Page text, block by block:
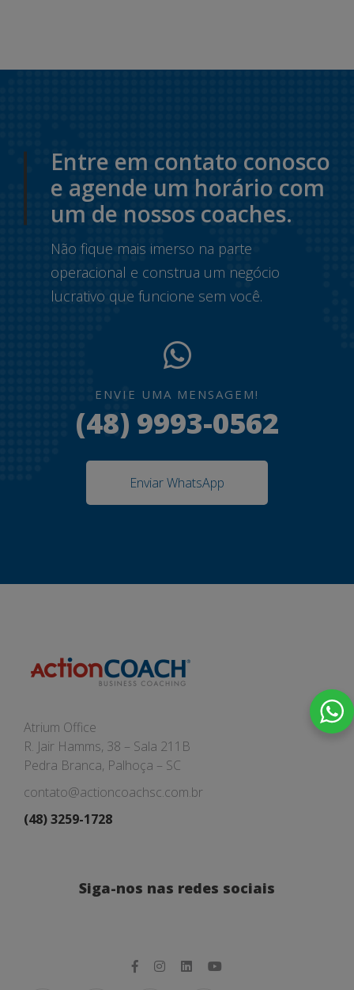
Entre em contato conosco
e agende um horário com
um de nossos coaches.
Não fique mais imerso na parte
operacional e construa um negócio
lucrativo que funcione sem você.
ENVIE UMA MENSAGEM!
(48) 9993-0562
Enviar WhatsApp
Atrium Office
R. Jair Hamms, 38 – Sala 211B
Pedra Branca, Palhoça – SC
contato@actioncoachsc.com.br
(48) 3259-1728
Siga-nos nas redes sociais